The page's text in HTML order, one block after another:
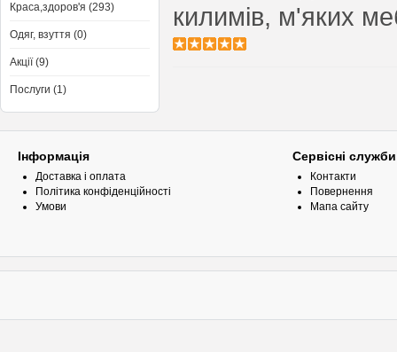
Краса,здоров'я (293)
Одяг, взуття (0)
Акції (9)
Послуги (1)
килимів, м'яких
Інформація
Доставка і оплата
Політика конфіденційності
Умови
Сервісні служби
Контакти
Повернення
Мапа сайту